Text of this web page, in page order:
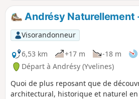
Andrésy Naturellement
Visorandonneur
6,53 km
+17 m -18 m
Départ à Andrésy (Yvelines)
Quoi de plus reposant que de
architectural, historique et naturel en